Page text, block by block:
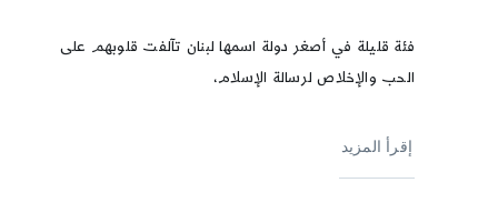
فئة قليلة في أصغر دولة اسمها لبنان تآلفت قلوبهم على
الحب والإخلاص لرسالة الإسلام،
إقرأ المزيد